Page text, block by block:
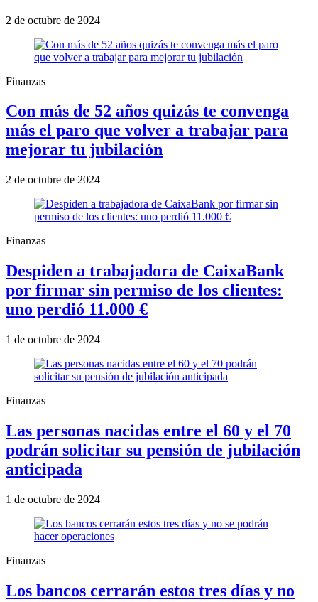
2 de octubre de 2024
Finanzas
Con más de 52 años quizás te convenga
más el paro que volver a trabajar para
mejorar tu jubilación
2 de octubre de 2024
Finanzas
Despiden a trabajadora de CaixaBank
por firmar sin permiso de los clientes:
uno perdió 11.000 €
1 de octubre de 2024
Finanzas
Las personas nacidas entre el 60 y el 70
podrán solicitar su pensión de jubilación
anticipada
1 de octubre de 2024
Finanzas
Los bancos cerrarán estos tres días y no